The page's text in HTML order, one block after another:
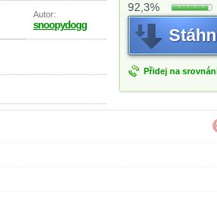
Autor:
snoopydogg
92,3%
Přidej na